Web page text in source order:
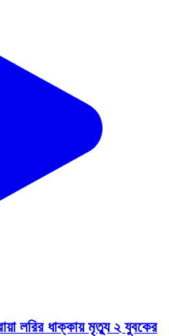
লরির ধাক্কায় মৃত্যু ২ যুবকের